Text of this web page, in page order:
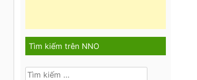
Tìm kiếm trên NNO
Tìm